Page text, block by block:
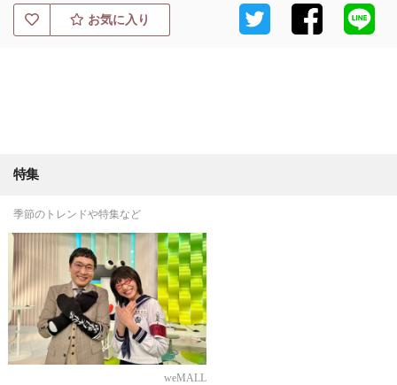
お気に入り
特集
季節のトレンドや特集など
weMALL